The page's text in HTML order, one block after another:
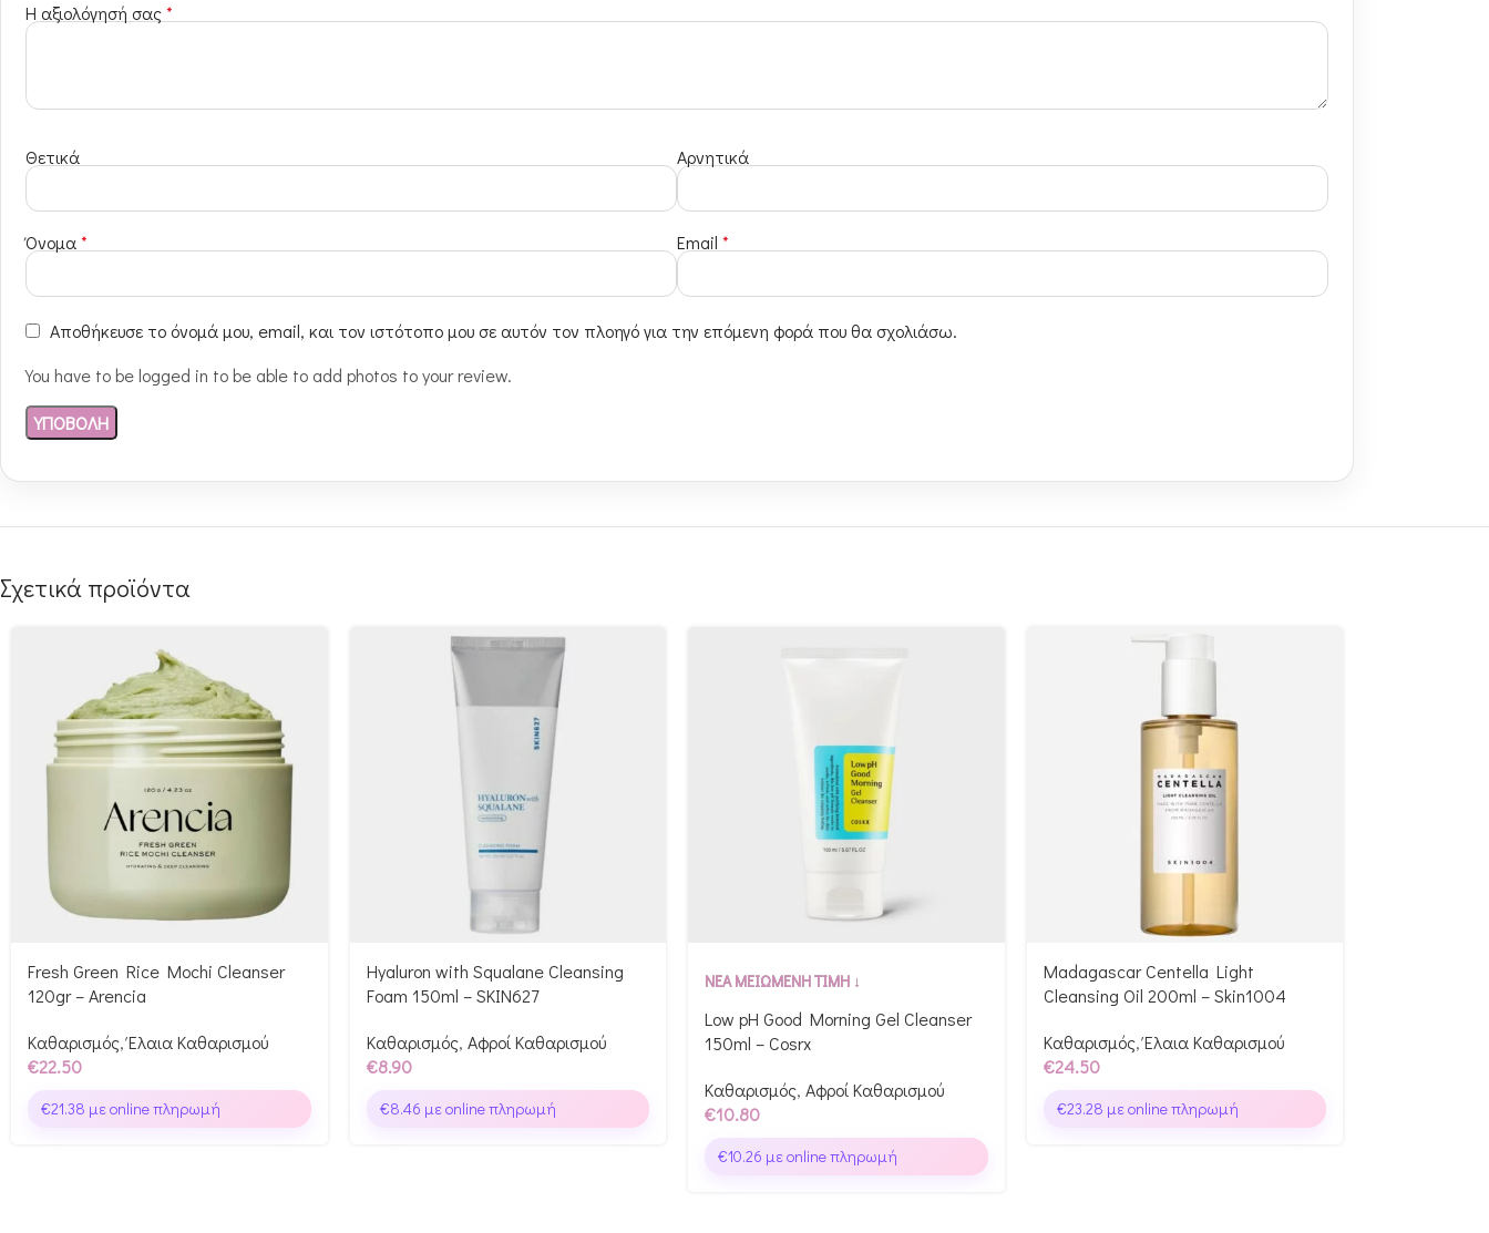
Η αξιολόγησή σας*
Θετικά Αρνητικά
Όνομα* Email *
Αποθήκευσε το όνομά μου, email, και τον ιστότοπο μου σε αυτόν τον πλοηγό για την επόμενη φορά που θα σχολιάσω.
You have to be logged in to be able to add photos to your review.
Σχετικά προϊόντα
Fresh Green Rice Mochi Cleanser
120gr – Arencia
Καθαρισμός, Έλαια Καθαρισμού
€22.50
€21.38 με online πληρωμή
Hyaluron with Squalane Cleansing
Foam 150ml – SKIN627
Καθαρισμός, Αφροί Καθαρισμού
€8.90
€8.46 με online πληρωμή
ΝΕΑ ΜΕΙΩΜΕΝΗ ΤΙΜΗ ↓
Low pH Good Morning Gel Cleanser
150ml – Cosrx
Καθαρισμός, Αφροί Καθαρισμού
€10.80
€10.26 με online πληρωμή
Madagascar Centella Light
Cleansing Oil 200ml – Skin1004
Καθαρισμός, Έλαια Καθαρισμού
€24.50
€23.28 με online πληρωμή